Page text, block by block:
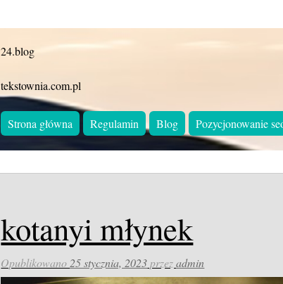
24.blog
tekstownia.com.pl
Strona główna Regulamin Blog Pozycjonowanie
kotanyi młynek
Opublikowano 25 stycznia, 2023 przezadmin